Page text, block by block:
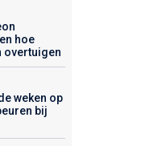
hoe
overtuigen
weken op
bij